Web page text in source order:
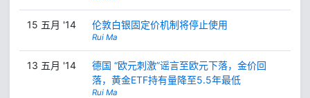
15 五月 '14 伦敦白银固定价机制将停止使用
Rui Ma
13 五月 '14
德国 “欧元刺激”谣言至欧元下落，金价回
落，黄金ETF持有量降至5.5年最低
Rui Ma